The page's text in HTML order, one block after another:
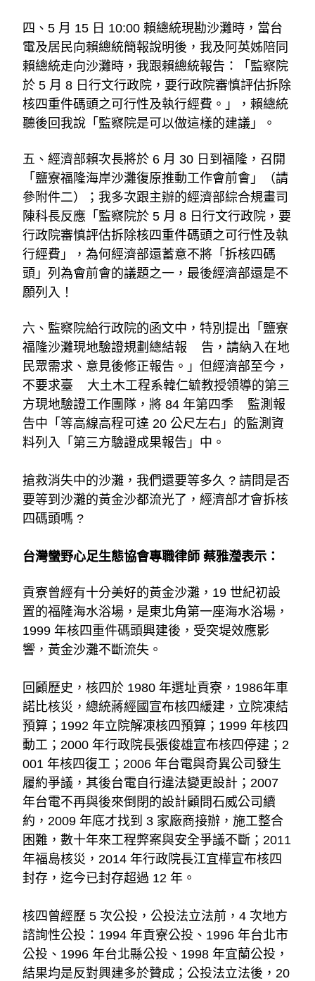
四、5 月 15 日 10:00 賴總統現勘沙灘時，當台
電及居民向賴總統簡報說明後，我及阿英姊陪同
賴總統走向沙灘時，我跟賴總統報告：「監察院
於 5 月 8 日行文行政院，要行政院審慎評估拆除
核四重件碼頭之可行性及執行經費。」，賴總統
聽後回我說「監察院是可以做這樣的建議」。
五、經濟部賴次長將於 6 月 30 日到福隆，召開
「鹽寮福隆海岸沙灘復原推動工作會前會」（請
參附件二）；我多次跟主辦的經濟部綜合規畫司
陳科長反應「監察院於 5 月 8 日行文行政院，要
行政院審慎評估拆除核四重件碼頭之可行性及執
行經費」，為何經濟部還蓄意不將「拆核四碼
頭」列為會前會的議題之一，最後經濟部還是不
願列入！
六、監察院給行政院的函文中，特別提出「鹽寮
福隆沙灘現地驗證規劃總結報
告，請納入在地
民眾需求、意見後修正報告。」但經濟部至今，
不要求臺
大土木工程系韓仁毓教授領導的第三
方現地驗證工作團隊，將 84 年第四季
監測報
告中「等高線高程可達 20 公尺左右」的監測資
料列入「第三方驗證成果報告」中。
搶救消失中的沙灘，我們還要等多久 ? 請問是否
要等到沙灘的黃金沙都流光了，經濟部才會拆核
四碼頭嗎 ?
台灣蠻野心足生態協會專職律師 蔡雅瀅表示：
貢寮曾經有十分美好的黃金沙灘，19 世紀初設
置的福隆海水浴場，是東北角第一座海水浴場，
1999 年核四重件碼頭興建後，受突堤效應影
響，黃金沙灘不斷流失。
回顧歷史，核四於 1980 年選址貢寮，1986年車
諾比核災，總統蔣經國宣布核四緩建，立院凍結
預算；1992 年立院解凍核四預算；1999 年核四
動工；2000 年行政院長張俊雄宣布核四停建；2
001 年核四復工；2006 年台電與奇異公司發生
履約爭議，其後台電自行違法變更設計；2007
年台電不再與後來倒閉的設計顧問石威公司續
約，2009 年底才找到 3 家廠商接辦，施工整合
困難，數十年來工程弊案與安全爭議不斷；2011
年福島核災，2014 年行政院長江宜樺宣布核四
封存，迄今已封存超過 12 年。
核四曾經歷 5 次公投，公投法立法前，4 次地方
諮詢性公投：1994 年貢寮公投、1996 年台北市
公投、1996 年台北縣公投、1998 年宜蘭公投，
結果均是反對興建多於贊成；公投法立法後，20